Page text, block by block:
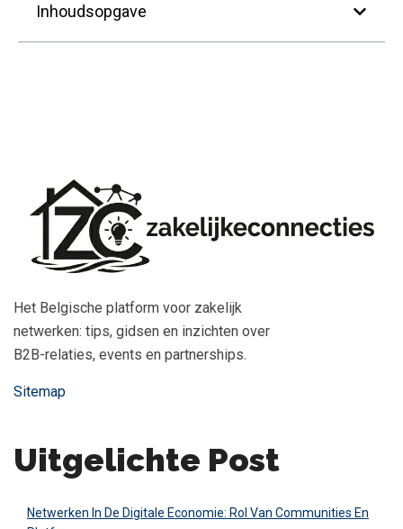
Inhoudsopgave
Het Belgische platform voor zakelijk
netwerken: tips, gidsen en inzichten over
B2B-relaties, events en partnerships.
Sitemap
Uitgelichte Post
Netwerken In De Digitale Economie: Rol Van Communities En